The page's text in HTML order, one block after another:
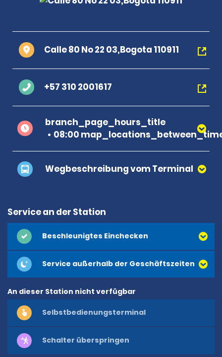
Calle 80 No 22 03,Bogota 110911
+57 310 2001617
branch_page_hours_title
08:00
Wegbeschreibung vom Terminal
Service an der Station
Beschleunigtes Einchecken
Service außerhalb der Geschäftszeiten
An dieser Station nicht verfügbar
Selbstbedienungsterminal
Schalter überspringen